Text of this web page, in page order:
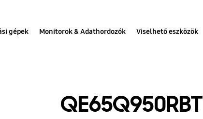
gépek Monitorok & Adathordozók Viselhető eszközök
QE65Q950RBT